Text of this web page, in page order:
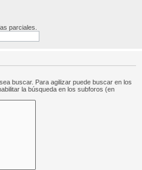
parciales.
buscar. Para agilizar puede buscar en los
la búsqueda en los subforos (en